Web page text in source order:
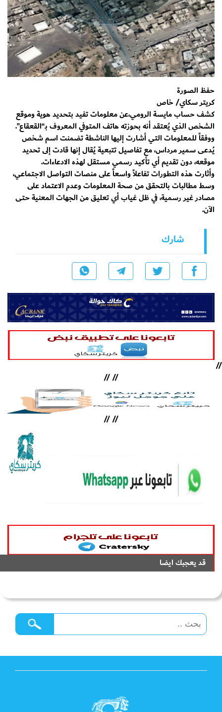
حفظ الصورة
كريتر سكاي/ خاص
كشف حساب مايسة الرومي،عن معلومات تفيد بتحديد هوية وموقع
الشخص الذي يُعتقد أنه بحوزته هاتف المتوفي المعروف بـ“القعقاع”.
ووفقاً للمعلومات التي أشارت إليها الناشطة تضمنت اسم شخص
يُدعى سمير مرداس، مع تفاصيل تتبعية يُقال إنها قادت إلى تحديد
موقعه، دون تقديم أي تأكيد رسمي مستقل لهذه الادعاءات.
وأثارت هذه التطورات تفاعلاً واسعاً على منصات التواصل الاجتماعي،
وسط مطالبات بالتحقق من صحة المعلومات وعدم الاعتماد على
مصادر غير رسمية، في ظل غياب أي تعليق من الجهات المعنية حتى
الآن.
شارك
//
//
//
//
//
قد يعجبك ايضا